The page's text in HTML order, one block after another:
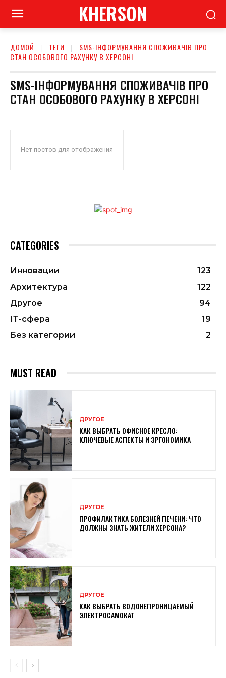
KHERSON
ДОМОЙ ТЕГИ
SMS-ІНФОРМУВАННЯ СПОЖИВАЧІВ ПРО
СТАН ОСОБОВОГО РАХУНКУ В ХЕРСОНІ
SMS-ІНФОРМУВАННЯ СПОЖИВАЧІВ ПРО
СТАН ОСОБОВОГО РАХУНКУ В ХЕРСОНІ
Нет постов для отображения
CATEGORIES
Инновации
123
Архитектура
122
Другое
94
ІТ-сфера
19
Без категории
2
MUST READ
ДРУГОЕ
КАК ВЫБРАТЬ ОФИСНОЕ КРЕСЛО:
КЛЮЧЕВЫЕ АСПЕКТЫ И ЭРГОНОМИКА
ДРУГОЕ
ПРОФИЛАКТИКА БОЛЕЗНЕЙ ПЕЧЕНИ: ЧТО
ДОЛЖНЫ ЗНАТЬ ЖИТЕЛИ ХЕРСОНА?
ДРУГОЕ
КАК ВЫБРАТЬ ВОДОНЕПРОНИЦАЕМЫЙ
ЭЛЕКТРОСАМОКАТ